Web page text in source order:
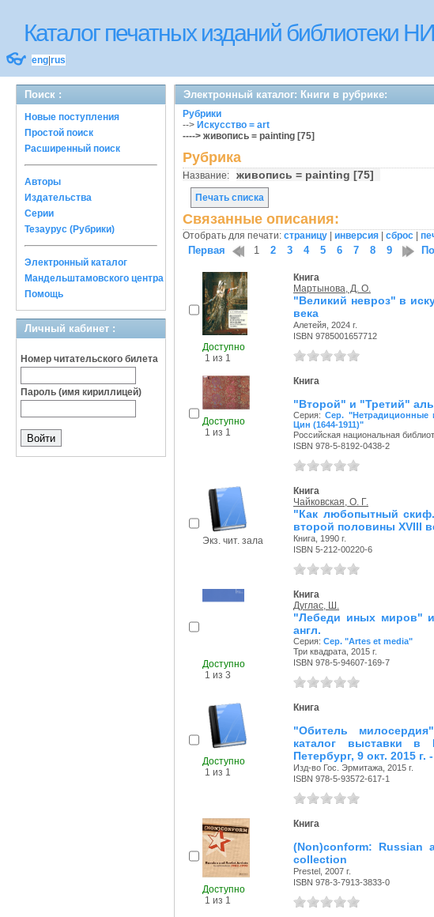
Каталог печатных изданий библиотеки
👓 eng rus
Поиск :
Новые поступления
Простой поиск
Расширенный поиск
Авторы
Издательства
Серии
Тезаурус (Рубрики)
Электронный каталог
Мандельштамовского центра
Помощь
Личный кабинет :
Номер читательского билета
Пароль (имя кириллицей)
Электронный каталог: Книги в рубрике:
Рубрики
--> Искусство = art
----> живопись = painting [75]
Рубрика
Название: живопись = painting [75]
Печать списка
Связанные описания:
Отобрать для печати: страницу инверсия сброс
Первая 1 2 3 4 5 6 7 8 9
Доступно
1 из 1
Книга
Мартынова, Д. О.
"Великий невроз" в
века
Алетейя, 2024 г.
ISBN 9785001657712
Доступно
1 из 1
Книга
"Второй" и "Третий"
Серия:Сер. "Нетрадиционные
Цин (1644-1911)"
Российская национальная
ISBN 978-5-8192-0438-2
Экз. чит. зала
Книга
Чайковская, О. Г.
"Как любопытный
второй половины XVIII
Книга, 1990 г.
ISBN 5-212-00220-6
Доступно
1 из 3
Книга
Дуглас, Ш.
"Лебеди иных миров" и
англ.
Серия: Сер. "Artes et media"
Три квадрата, 2015 г.
ISBN 978-5-94607-169-7
Доступно
1 из 1
Книга
"Обитель
каталог выставки в
Петербург, 9 окт. 2015 г.
Изд-во Гос. Эрмитажа, 2015 г.
ISBN 978-5-93572-617-1
Доступно
1 из 1
Книга
(Non)conform: Russian
collection
Prestel, 2007 г.
ISBN 978-3-7913-3833-0